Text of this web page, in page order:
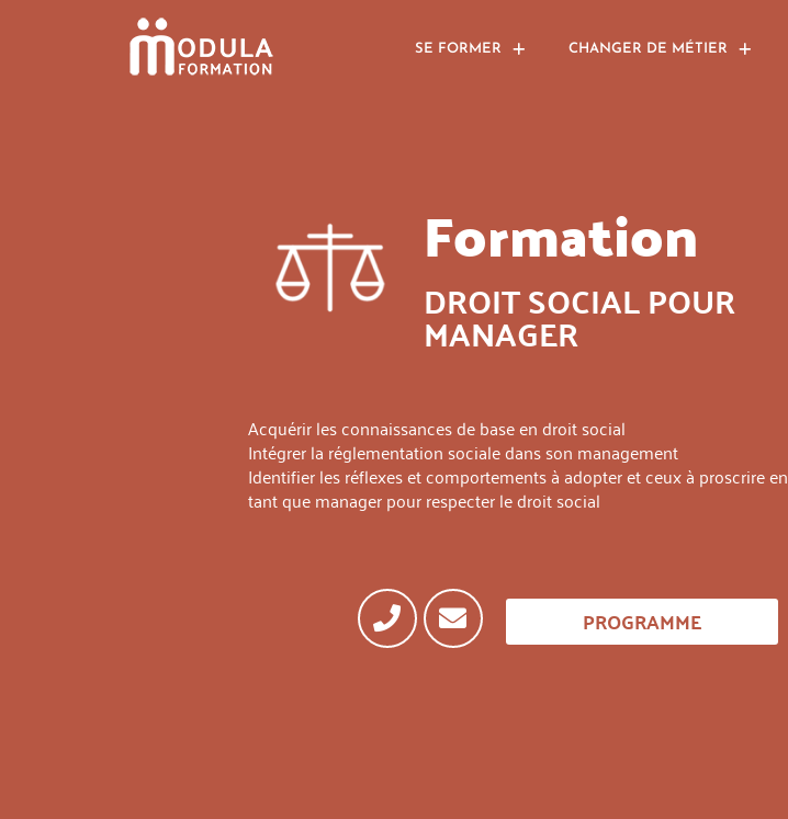
SE FORMER CHANGER DE MÉTIER
Formation
DROIT SOCIAL POUR
MANAGER
Acquérir les connaissances de base en droit social
Intégrer la réglementation sociale dans son management
Identifier les réflexes et comportements à adopter et ceux à proscrire en
tant que manager pour respecter le droit social
PROGRAMME